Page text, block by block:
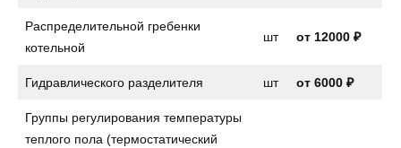
Распределительной гребенки
котельной
шт от 12000 ₽
Гидравлического разделителя шт от 6000 ₽
Группы регулирования температуры
теплого пола (термостатический